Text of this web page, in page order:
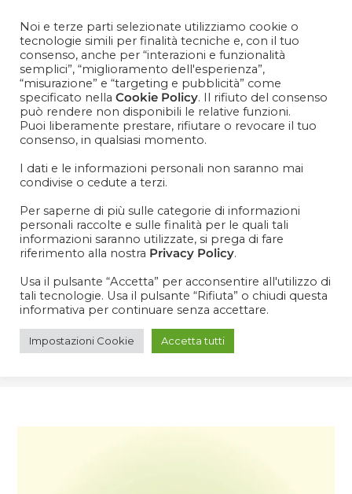
Cosa aspetti? Entra nel mondo Cisapaper! Resta aggiornato
su news, novità e soprattutto promo promo promoooooo!
VOGLIO ISCRIVERMI ALLA NEWSLETTER
> SIDEBAR
Noi e terze parti selezionate utilizziamo cookie o
tecnologie simili per finalità tecniche e, con il tuo
consenso, anche per “interazioni e funzionalità
semplici”, “miglioramento dell'esperienza”,
“misurazione” e “targeting e pubblicità” come
specificato nella Cookie Policy. Il rifiuto del consenso
può rendere non disponibili le relative funzioni.
Puoi liberamente prestare, rifiutare o revocare il tuo
consenso, in qualsiasi momento.
I dati e le informazioni personali non saranno mai
condivise o cedute a terzi.
Per saperne di più sulle categorie di informazioni
personali raccolte e sulle finalità per le quali tali
informazioni saranno utilizzate, si prega di fare
riferimento alla nostra Privacy Policy.
Usa il pulsante “Accetta” per acconsentire all'utilizzo di
tali tecnologie. Usa il pulsante “Rifiuta” o chiudi questa
informativa per continuare senza accettare.
Impostazioni Cookie Accetta tutti
Contattaci +39 081 1857 2119